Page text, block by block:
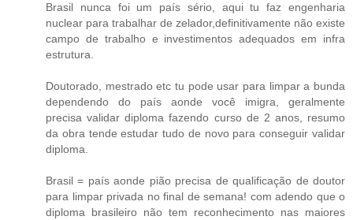
Brasil nunca foi um país sério, aqui tu faz engenharia
nuclear para trabalhar de zelador,definitivamente não existe
campo de trabalho e investimentos adequados em infra
estrutura.
Doutorado, mestrado etc tu pode usar para limpar a bunda
dependendo do país aonde você imigra, geralmente
precisa validar diploma fazendo curso de 2 anos, resumo
da obra tende estudar tudo de novo para conseguir validar
diploma.
Brasil = país aonde pião precisa de qualificação de doutor
para limpar privada no final de semana! com adendo que o
diploma brasileiro não tem reconhecimento nas maiores